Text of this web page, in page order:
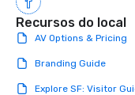
Recursos do local
AV Options & Pricing
Branding Guide
Explore SF: Visitor